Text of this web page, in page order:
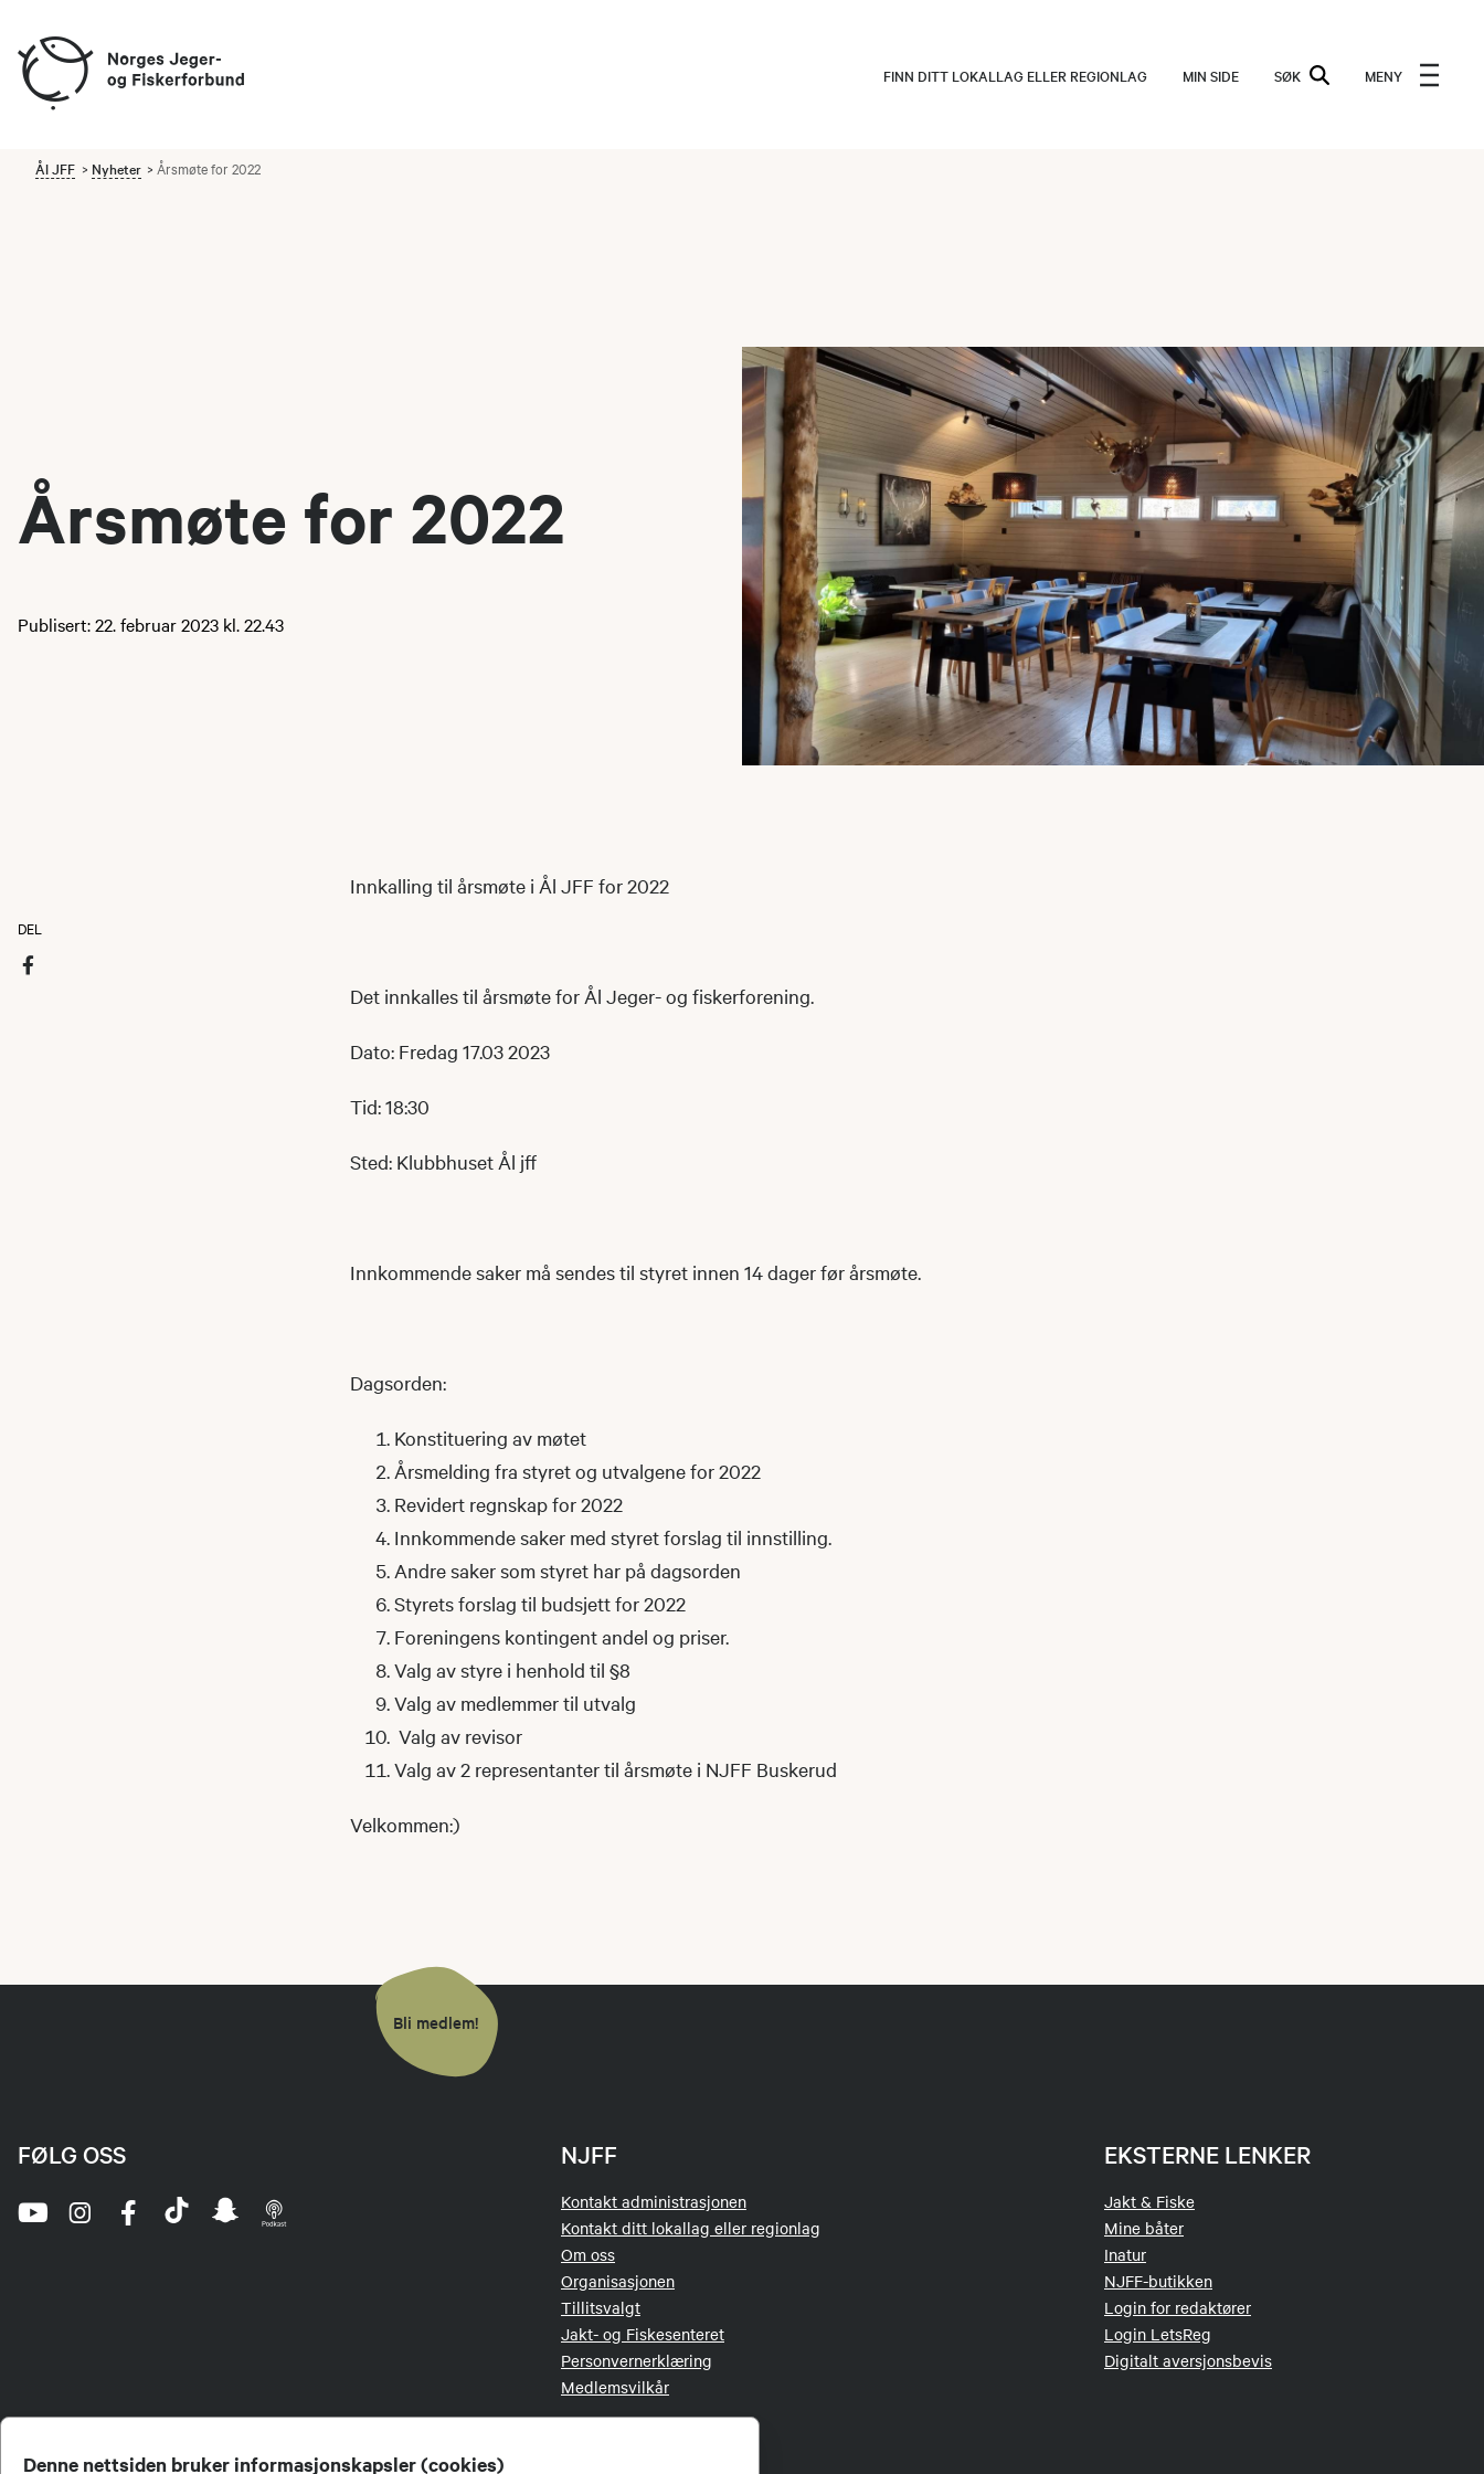
Denne nettsiden bruker informasjonskapsler (cookies)
FINN DITT LOKALLAG ELLER REGIONLAG MIN SIDE SØK MENY
Ål JFF Nyheter Årsmøte for 2022
Årsmøte for 2022
Publisert: 22. februar 2023 kl. 22.43
DEL
Innkalling til årsmøte i Ål JFF for 2022
Det innkalles til årsmøte for Ål Jeger- og fiskerforening.
Dato: Fredag 17.03 2023
Tid: 18:30
Sted: Klubbhuset Ål jff
Innkommende saker må sendes til styret innen 14 dager før årsmøte.
Dagsorden:
Konstituering av møtet
Årsmelding fra styret og utvalgene for 2022
Revidert regnskap for 2022
Innkommende saker med styret forslag til innstilling.
Andre saker som styret har på dagsorden
Styrets forslag til budsjett for 2022
Foreningens kontingent andel og priser.
Valg av styre i henhold til §8
Valg av medlemmer til utvalg
Valg av revisor
Valg av 2 representanter til årsmøte i NJFF Buskerud
Velkommen:)
Bli medlem!
NJFF
Kontakt administrasjonen
Kontakt ditt lokallag eller regionlag
Om oss
Organisasjonen
Tillitsvalgt
Jakt- og Fiskesenteret
Personvernerklæring
Medlemsvilkår
EKSTERNE LENKER
Jakt & Fiske
Mine båter
Inatur
NJFF-butikken
Login for redaktører
Login LetsReg
Digitalt aversjonsbevis
FØLG OSS